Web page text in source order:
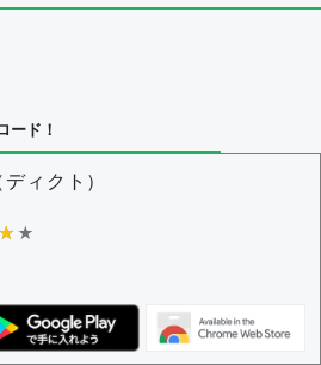
ード！
ィクト）